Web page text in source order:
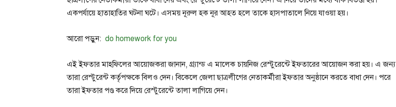
একপর্যায়ে হাতাহাতির ঘটনা ঘটে। এসময় নূরুল হক নূর আহত হলে তাকে হাসপাতালে নিয়ে যাওয়া হয়।
আরো পড়ুন: do homework for you
এই ইফতার মাহফিলের আয়োজকরা জানান, গ্র্যান্ড এ মালেক চায়নিজ রেস্টুরেন্টে ইফতারের আয়োজন করা হয়। এ জন্য
তারা রেস্টুরেন্ট কর্তৃপক্ষকে বিলও দেন। বিকেলে জেলা ছাত্রলীগের নেতাকর্মীরা ইফতার অনুষ্ঠানে করতে বাধা দেন। পরে
তারা ইফতার পণ্ড করে দিয়ে রেস্টুরেন্টে তালা লাগিয়ে দেন।